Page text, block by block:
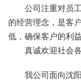
公司注重对员工
的经营理念，是客
低，确保客户的利
真诚欢迎社会各
我公司面向沈